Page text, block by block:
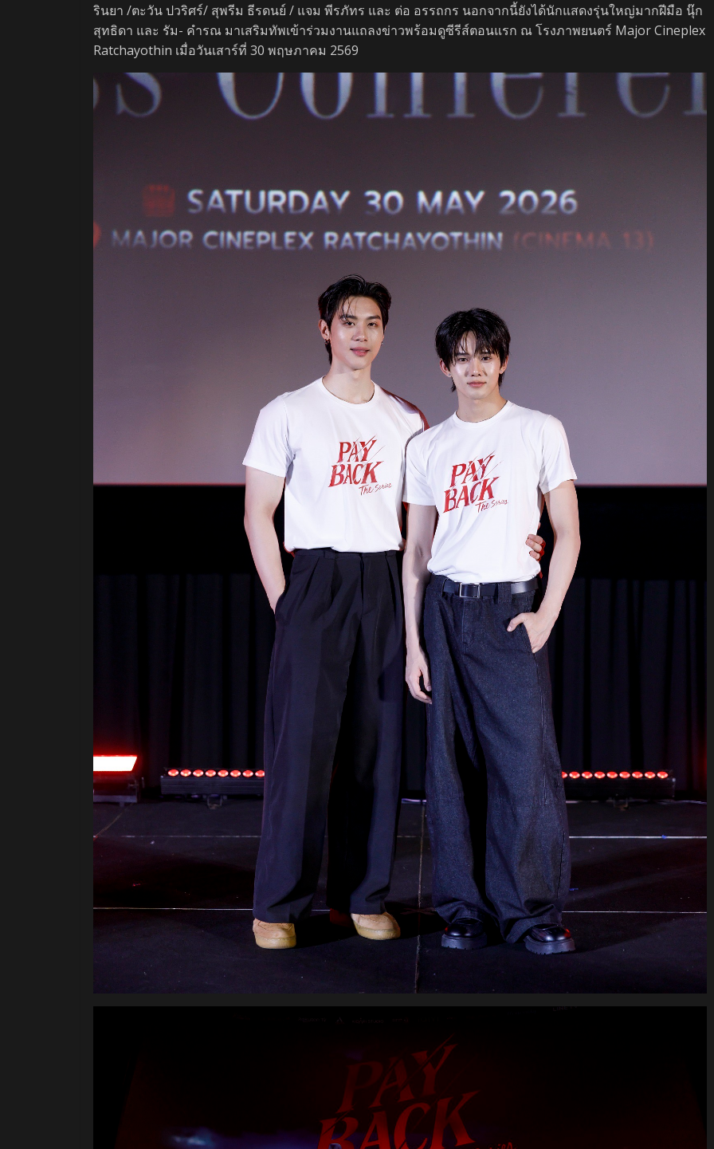
รินยา /ตะวัน ปวริศร์/ สุพรีม ธีรดนย์ / แจม พีรภัทร และ ต่อ อรรถกร นอกจากนี้ยังได้นักแสดงรุ่นใหญ่มากฝีมือ นุ๊ก
สุทธิดา และ รัม- คำรณ มาเสริมทัพเข้าร่วมงานแถลงข่าวพร้อมดูซีรีส์ตอนแรก ณ โรงภาพยนตร์ Major Cineplex
Ratchayothin เมื่อวันเสาร์ที่ 30 พฤษภาคม 2569